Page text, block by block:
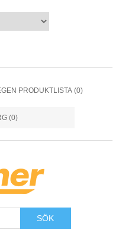
PRODUKTLISTA (0)
(0)
SÖK